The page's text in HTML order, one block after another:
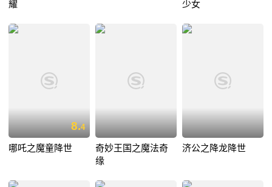
耀
少女
8.4
哪吒之魔童降世
奇妙王国之魔法奇
缘
济公之降龙降世